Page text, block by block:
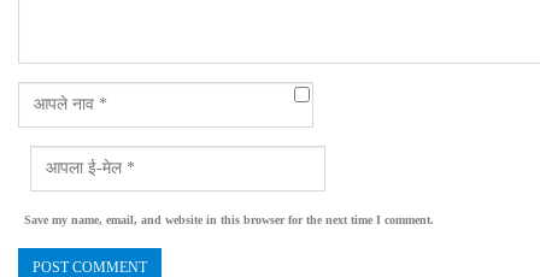
Save my name, email, and website in this browser for the next time I comment.